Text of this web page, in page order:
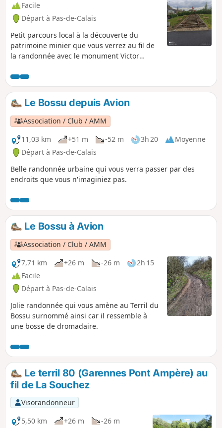
Facile
Départ à Pas-de-Calais
Petit parcours local à la découverte du
patrimoine minier que vous verrez au fil de
la randonnée avec le monument Victor
emmène jusqu'à Méricourt et le chemin
revient en traversant la cités des cheminots.
Le Bossu depuis Avion
Association / Club / AMM
11,03 km
+51 m -52 m 3h 20
Moyenne
Départ à Pas-de-Calais
Belle randonnée urbaine qui vous verra passer par des
endroits que vous n'imaginiez pas.
Le Bossu à Avion
Association / Club / AMM
7,71 km
+26 m -26 m
2h 15
Facile
Départ à Pas-de-Calais
Jolie randonnée qui vous amène au Terril du
Bossu surnommé ainsi car il ressemble à
une bosse de dromadaire.
Le terril 80 (Garennes Pont Ampère) au
fil de La Souchez
Visorandonneur
5,50 km
+26 m
-26 m